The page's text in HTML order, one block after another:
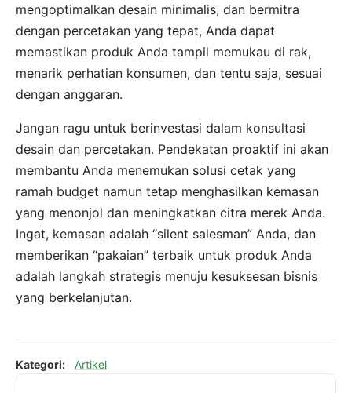
mengoptimalkan desain minimalis, dan bermitra
dengan percetakan yang tepat, Anda dapat
memastikan produk Anda tampil memukau di rak,
menarik perhatian konsumen, dan tentu saja, sesuai
dengan anggaran.
Jangan ragu untuk berinvestasi dalam konsultasi
desain dan percetakan. Pendekatan proaktif ini akan
membantu Anda menemukan solusi cetak yang
ramah budget namun tetap menghasilkan kemasan
yang menonjol dan meningkatkan citra merek Anda.
Ingat, kemasan adalah “silent salesman” Anda, dan
memberikan “pakaian” terbaik untuk produk Anda
adalah langkah strategis menuju kesuksesan bisnis
yang berkelanjutan.
Kategori: Artikel